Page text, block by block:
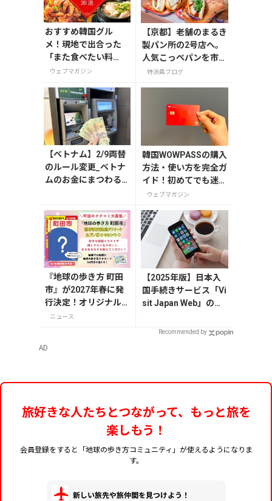
おすすめ韓国グル
メ！現地で出合った
「また食べたい料
理」20選
ウェブマガジン
【京都】老舗のまるき
製パン所の2号店へ。
人気こっぺパンを市役
所で味わう
特派員ブログ
【ベトナム】2/9両替
のルール変更_ベトナ
ムのお金にまつわる
韓国WOWPASSの購入
方法・使い方を完全ガ
イド！初めてでも迷わ
ない
ウェブマガジン
『地球の歩き方 町田
市』が2027年春に発
行決定！オリジナル
グッズが当たる発行
ニュース
【2025年版】日本入
国手続きサービス「Vi
sit Japan Web」の登
Recommended by
AD
旅好きな人たちとつながって、もっと旅を
楽しもう！
会員登録をすると「地球の歩き方コミュニティ」が使えるようになりま
す。
新しい旅先や旅仲間を見つけよう！